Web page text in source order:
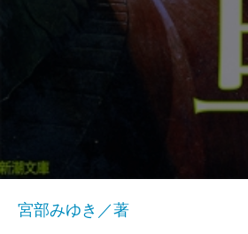
宮部みゆき／著